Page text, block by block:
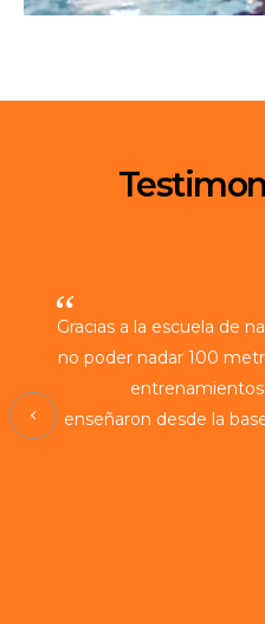
Gracias a la escuela de
no poder nadar 100
enseñaron desde la